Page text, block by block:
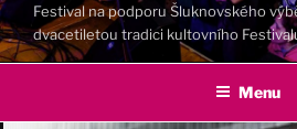
Festival na podporu Šluknovského
dvacetiletou tradici kultovního
Menu